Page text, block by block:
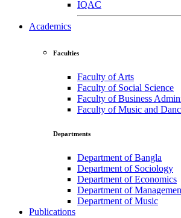
IQAC
Academics
Faculties
Faculty of Arts
Faculty of Social Science
Faculty of Business
Faculty of Music and
Departments
Department of Bangla
Department of Sociology
Department of Economics
Department of
Department of Music
Publications